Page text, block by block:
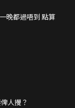
晚都過唔到 點算
人攪？